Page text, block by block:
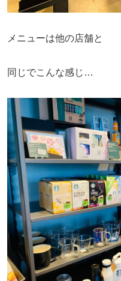
メニューは他の店舗と
同じでこんな感じ…